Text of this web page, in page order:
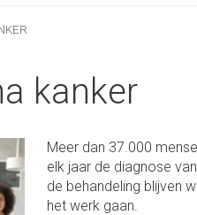
kanker
Meer dan 37.000
elk jaar de diagnose
de behandeling blijven
het werk gaan.